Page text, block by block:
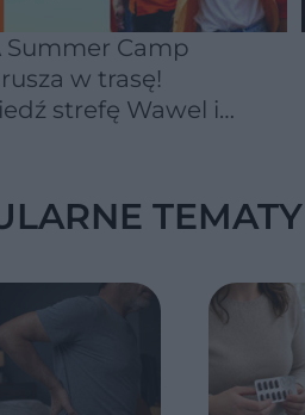
Summer Camp
w trasę!
strefę Wawel i
TEMATY